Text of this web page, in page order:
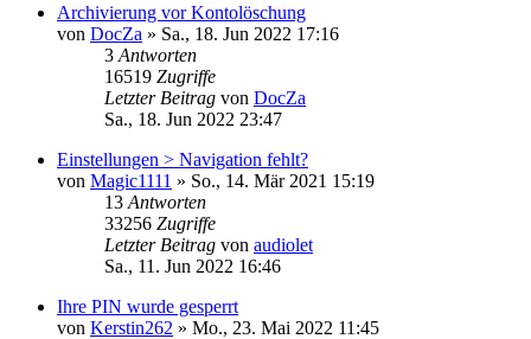
Archivierung vor Kontolöschung
von DocZa » Sa., 18. Jun 2022 17:16
3 Antworten
16519 Zugriffe
Letzter Beitrag von DocZa
Sa., 18. Jun 2022 23:47
Einstellungen > Navigation fehlt?
von Magic1111 » So., 14. Mär 2021 15:19
13 Antworten
33256 Zugriffe
Letzter Beitrag von audiolet
Sa., 11. Jun 2022 16:46
Ihre PIN wurde gesperrt
von Kerstin262 » Mo., 23. Mai 2022 11:45